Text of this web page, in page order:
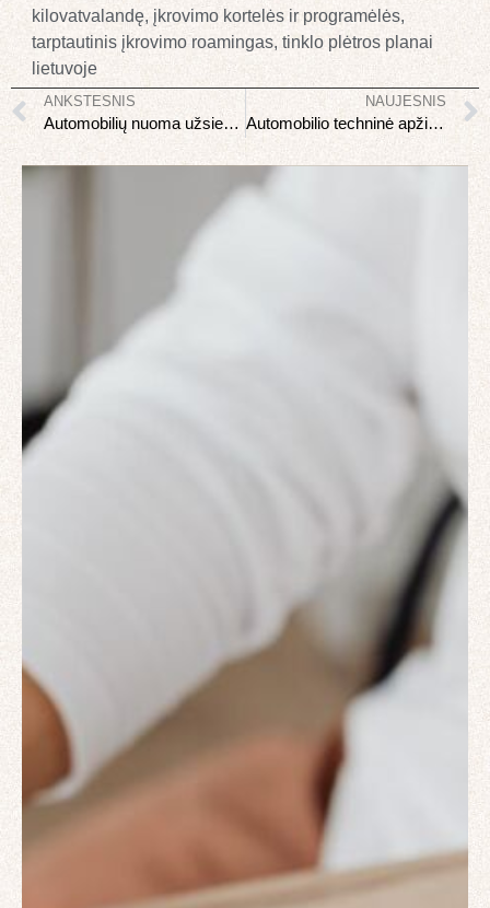
kilovatvalandę, įkrovimo kortelės ir programėlės,
tarptautinis įkrovimo roamingas, tinklo plėtros planai
lietuvoje
ANKSTESNIS
Automobilių nuoma užsienyje: kaip išvengti papildomų mokesčių
NAUJESNIS
Automobilio techninė apžiūra Lietuvoje: kaip pasiruošti ir išlaikyti